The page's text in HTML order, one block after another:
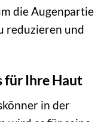
die Augenpartie
reduzieren und
für Ihre Haut
in der